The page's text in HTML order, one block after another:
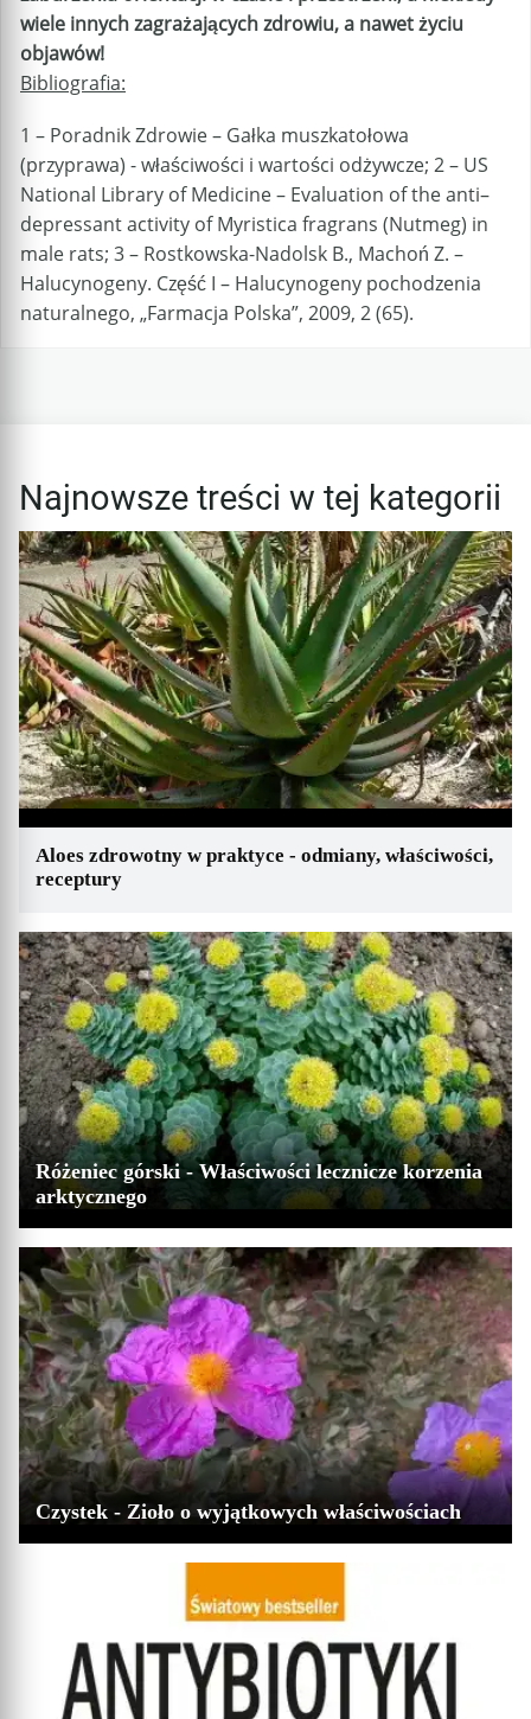
wiele innych zagrażających zdrowiu, a nawet życiu
objawów!
Bibliografia:
1 – Poradnik Zdrowie – Gałka muszkatołowa
(przyprawa) - właściwości i wartości odżywcze; 2 – US
National Library of Medicine – Evaluation of the anti–
depressant activity of Myristica fragrans (Nutmeg) in
male rats; 3 – Rostkowska-Nadolsk B., Machoń Z. –
Halucynogeny. Część I – Halucynogeny pochodzenia
naturalnego, „Farmacja Polska”, 2009, 2 (65).
Najnowsze treści w tej kategorii
Aloes zdrowotny w praktyce - odmiany, właściwości,
receptury
Różeniec górski - Właściwości lecznicze korzenia
arktycznego
Czystek - Zioło o wyjątkowych właściwościach